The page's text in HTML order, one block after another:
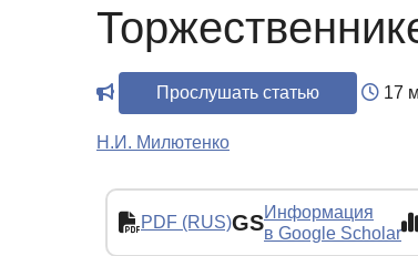
Прослушать статью 17
Н.И. Милютенко
PDF (RUS)GSИнформация
в Google Scholar